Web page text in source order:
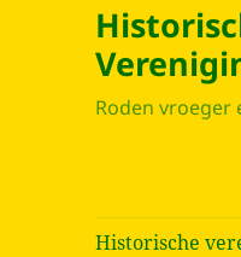
Roden vroeger
Historische